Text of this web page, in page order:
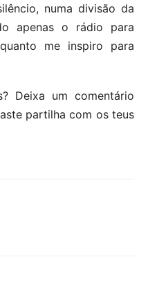
numa divisão da
apenas o rádio para
me inspiro para
Deixa um comentário
partilha com os teus